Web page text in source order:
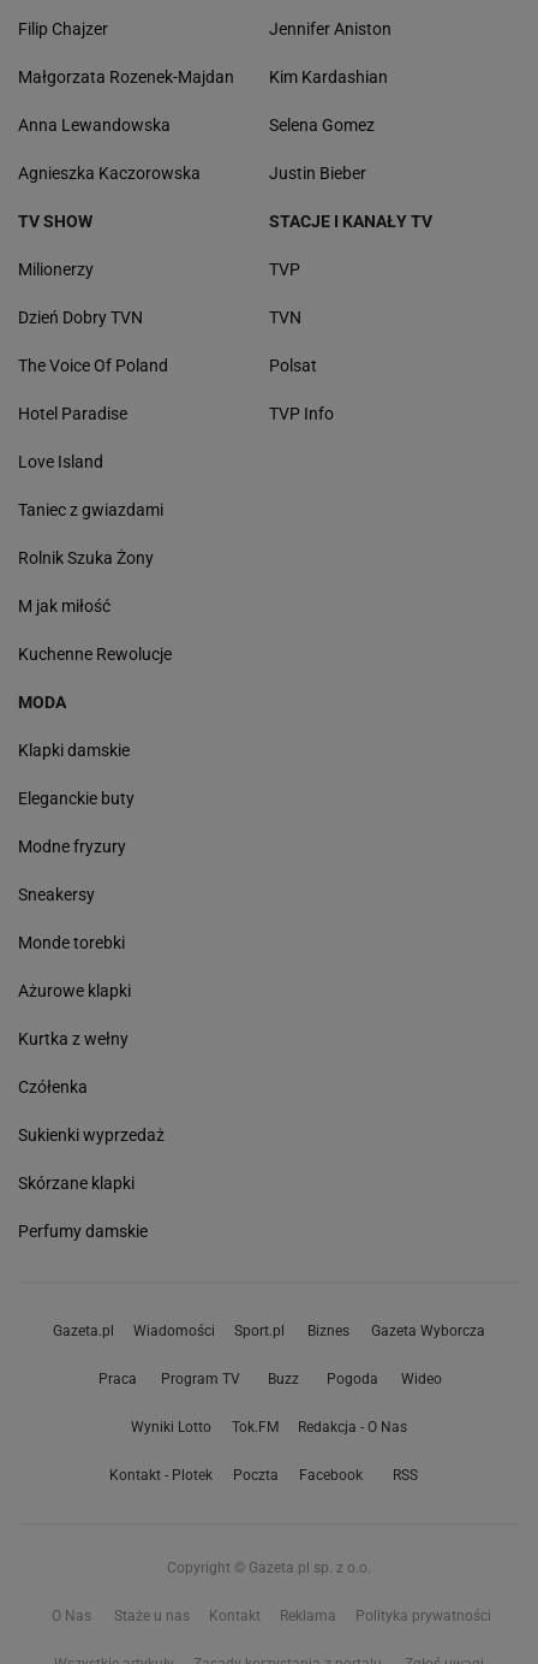
Filip Chajzer
Małgorzata Rozenek-Majdan
Anna Lewandowska
Agnieszka Kaczorowska
Jennifer Aniston
Kim Kardashian
Selena Gomez
Justin Bieber
TV SHOW
Milionerzy
Dzień Dobry TVN
The Voice Of Poland
Hotel Paradise
Love Island
Taniec z gwiazdami
Rolnik Szuka Żony
M jak miłość
Kuchenne Rewolucje
STACJE I KANAŁY TV
TVP
TVN
Polsat
TVP Info
MODA
Klapki damskie
Eleganckie buty
Modne fryzury
Sneakersy
Monde torebki
Ażurowe klapki
Kurtka z wełny
Czółenka
Sukienki wyprzedaż
Skórzane klapki
Perfumy damskie
Gazeta.pl Wiadomości Sport.pl Biznes Gazeta Wyborcza
Praca Program TV Buzz Pogoda Wideo
Wyniki Lotto Tok.FM Redakcja - O Nas
Kontakt - Plotek Poczta Facebook RSS
Copyright © Gazeta.pl sp. z o.o.
O Nas Staże u nas Kontakt Reklama Polityka prywatności